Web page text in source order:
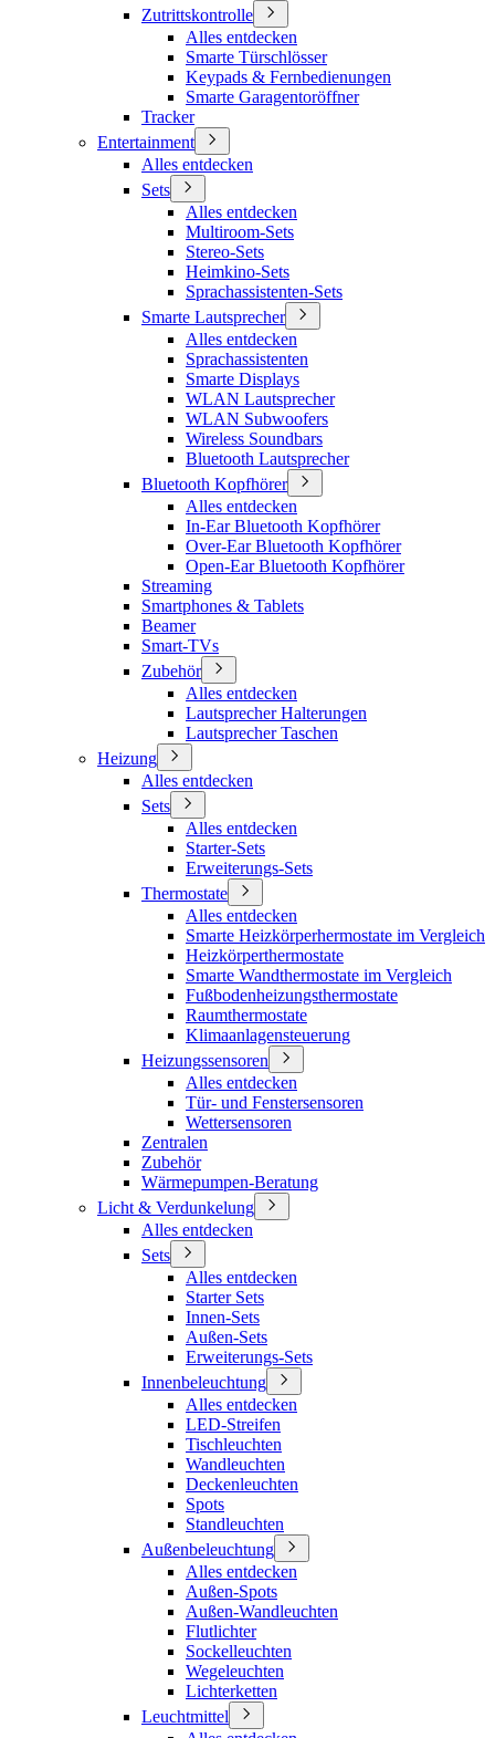
Zutrittskontrolle
Alles entdecken
Smarte Türschlösser
Keypads & Fernbedienungen
Smarte Garagentoröffner
Tracker
Entertainment
Alles entdecken
Sets
Alles entdecken
Multiroom-Sets
Stereo-Sets
Heimkino-Sets
Sprachassistenten-Sets
Smarte Lautsprecher
Alles entdecken
Sprachassistenten
Smarte Displays
WLAN Lautsprecher
WLAN Subwoofers
Wireless Soundbars
Bluetooth Lautsprecher
Bluetooth Kopfhörer
Alles entdecken
In-Ear Bluetooth Kopfhörer
Over-Ear Bluetooth Kopfhörer
Open-Ear Bluetooth Kopfhörer
Streaming
Smartphones & Tablets
Beamer
Smart-TVs
Zubehör
Alles entdecken
Lautsprecher Halterungen
Lautsprecher Taschen
Heizung
Alles entdecken
Sets
Alles entdecken
Starter-Sets
Erweiterungs-Sets
Thermostate
Alles entdecken
Smarte Heizkörperhermostate im Vergleich
Heizkörperthermostate
Smarte Wandthermostate im Vergleich
Fußbodenheizungsthermostate
Raumthermostate
Klimaanlagensteuerung
Heizungssensoren
Alles entdecken
Tür- und Fenstersensoren
Wettersensoren
Zentralen
Zubehör
Wärmepumpen-Beratung
Licht & Verdunkelung
Alles entdecken
Sets
Alles entdecken
Starter Sets
Innen-Sets
Außen-Sets
Erweiterungs-Sets
Innenbeleuchtung
Alles entdecken
LED-Streifen
Tischleuchten
Wandleuchten
Deckenleuchten
Spots
Standleuchten
Außenbeleuchtung
Alles entdecken
Außen-Spots
Außen-Wandleuchten
Flutlichter
Sockelleuchten
Wegeleuchten
Lichterketten
Leuchtmittel